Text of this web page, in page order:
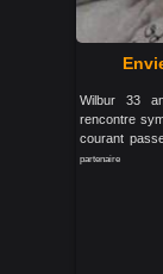
Wilbur 33
rencontre
courant
partenaire